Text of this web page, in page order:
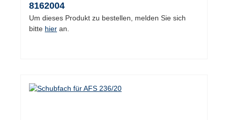
8162004
Um dieses Produkt zu bestellen, melden Sie sich
bitte hier an.